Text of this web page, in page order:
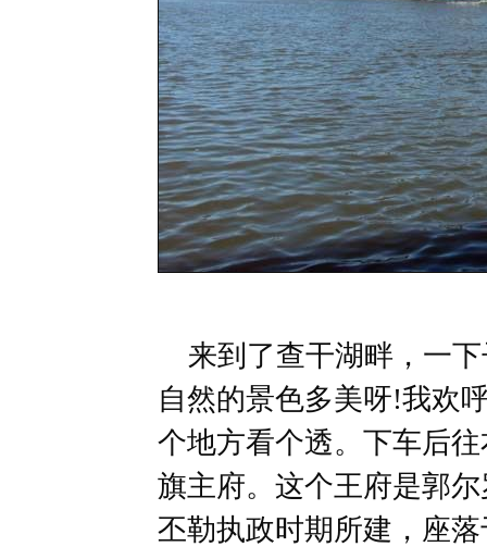
来到了查干湖畔，一下
自然的景色多美呀!我欢
个地方看个透。下车后
旗主府。这个王府是郭
丕勒执政时期所建，座